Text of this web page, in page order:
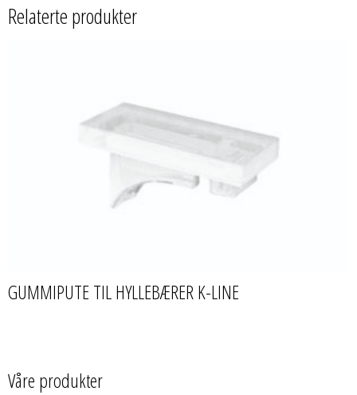
Relaterte produkter
GUMMIPUTE TIL HYLLEBÆRER K-LINE
Våre produkter